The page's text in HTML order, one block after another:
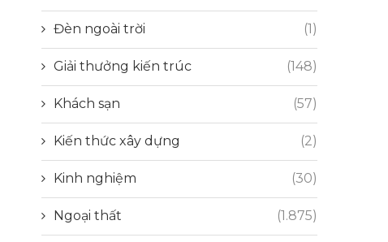
Đèn ngoài trời (1)
Giải thưởng kiến trúc (148)
Khách sạn (57)
Kiến thức xây dựng (2)
Kinh nghiệm (30)
Ngoại thất (1.875)